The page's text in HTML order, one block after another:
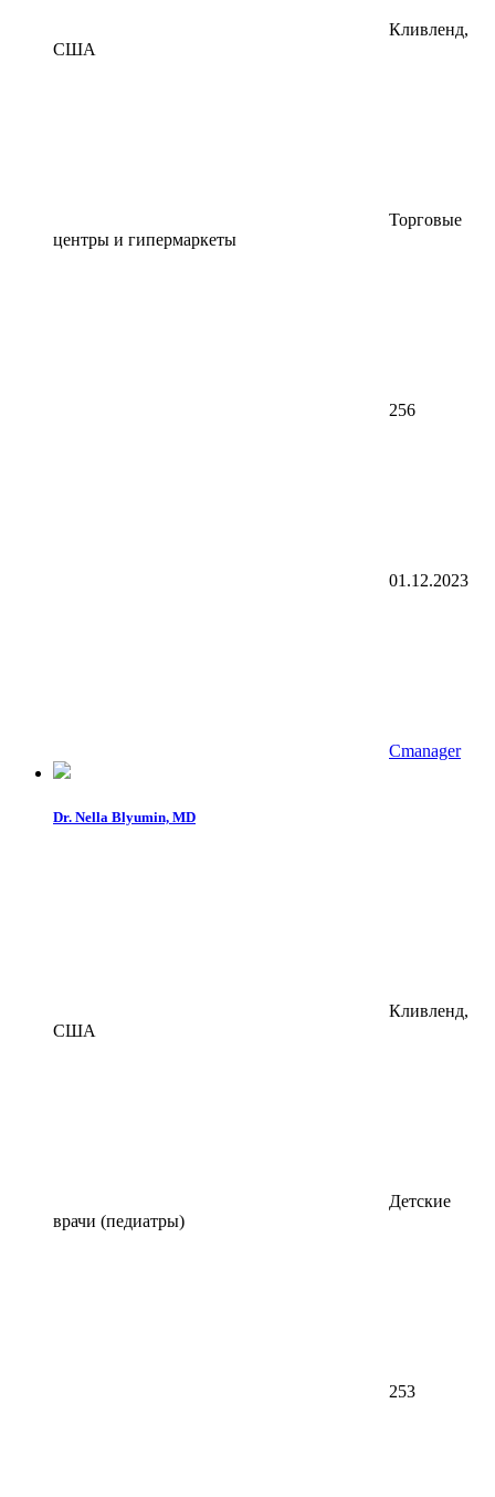
Кливленд,
США
Торговые
центры и гипермаркеты
256
01.12.2023
Cmanager
Dr. Nella Blyumin, MD
Кливленд,
США
Детские
врачи (педиатры)
253